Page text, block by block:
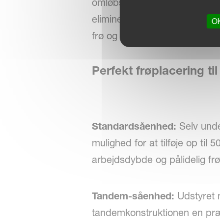
omløbshastighed svarer
eliminerer frøets hop og
frø og parallelogramstyrede
Perfekt frøplacering
Standardsåenhed: Selv
mulighed for at tilføje op til
arbejdsdybde og pålidelig
Tandem-såenhed: Udstyret
tandemkonstruktionen en